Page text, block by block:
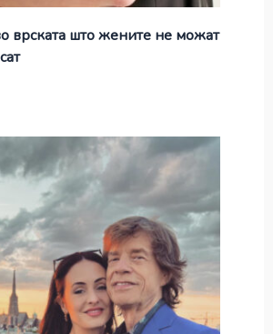
врската што жените не можат